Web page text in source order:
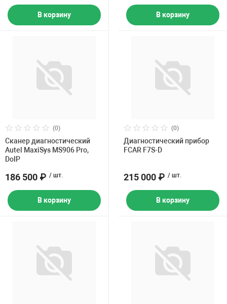
В корзину В корзину
(0)
Сканер диагностический
Autel MaxiSys MS906 Pro,
DoIP
186 500 ₽ / шт.
В корзину
(0)
Диагностический прибор
FCAR F7S-D
215 000 ₽ / шт.
В корзину